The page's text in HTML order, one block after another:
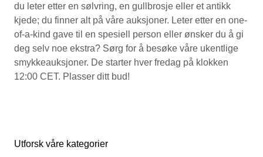
du leter etter en sølvring, en gullbrosje eller et antikk
kjede; du finner alt på våre auksjoner. Leter etter en one-
of-a-kind gave til en spesiell person eller ønsker du å gi
deg selv noe ekstra? Sørg for å besøke våre ukentlige
smykkeauksjoner. De starter hver fredag på klokken
12:00 CET. Plasser ditt bud!
Utforsk våre kategorier